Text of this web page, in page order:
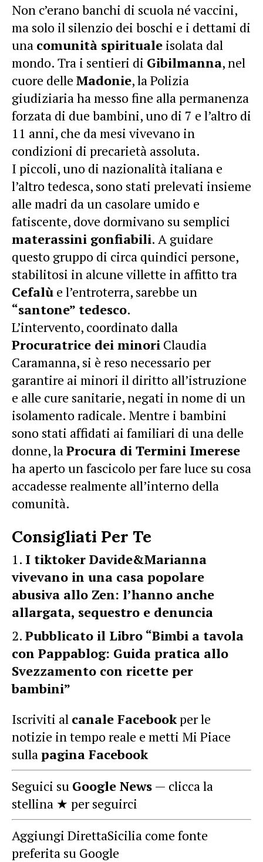
Non c’erano banchi di scuola né vaccini,
ma solo il silenzio dei boschi e i dettami di
una comunità spirituale isolata dal
mondo. Tra i sentieri di Gibilmanna, nel
cuore delle Madonie, la Polizia
giudiziaria ha messo fine alla permanenza
forzata di due bambini, uno di 7 e l’altro di
11 anni, che da mesi vivevano in
condizioni di precarietà assoluta.
I piccoli, uno di nazionalità italiana e
l’altro tedesca, sono stati prelevati insieme
alle madri da un casolare umido e
fatiscente, dove dormivano su semplici
materassini gonfiabili. A guidare
questo gruppo di circa quindici persone,
stabilitosi in alcune villette in affitto tra
Cefalù e l’entroterra, sarebbe un
“santone” tedesco.
L’intervento, coordinato dalla
Procuratrice dei minori Claudia
Caramanna, si è reso necessario per
garantire ai minori il diritto all’istruzione
e alle cure sanitarie, negati in nome di un
isolamento radicale. Mentre i bambini
sono stati affidati ai familiari di una delle
donne, laProcura di Termini Imerese
ha aperto un fascicolo per fare luce su cosa
accadesse realmente all’interno della
comunità.
Consigliati Per Te
I tiktoker Davide&Marianna
vivevano in una casa popolare
abusiva allo Zen: l’hanno anche
allargata, sequestro e denuncia
Pubblicato il Libro “Bimbi a tavola
con Pappablog: Guida pratica allo
Svezzamento con ricette per
bambini”
Iscriviti al canale Facebookper le
notizie in tempo reale e metti Mi Piace
sullapagina Facebook
Seguici su Google News — clicca la
stellina ★ per seguirci
Aggiungi DirettaSicilia come fonte
preferita su Google